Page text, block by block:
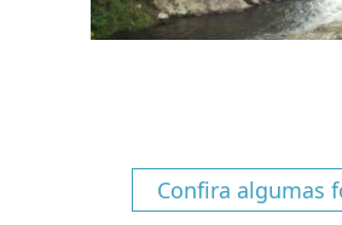
Confira algumas